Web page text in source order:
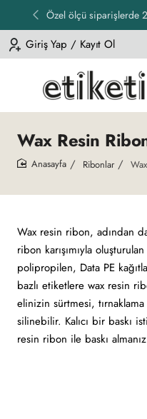
Özel ölçü siparişlerde
Giriş Yap / Kayıt Ol
Wax Resin
Ribonlar
Wax resin ribon, adından
ribon karışımıyla
polipropilen, Data PE
bazlı etiketlere wax resin
elinizin sürtmesi,
silinebilir. Kalıcı bir baskı
resin ribon ile baskı